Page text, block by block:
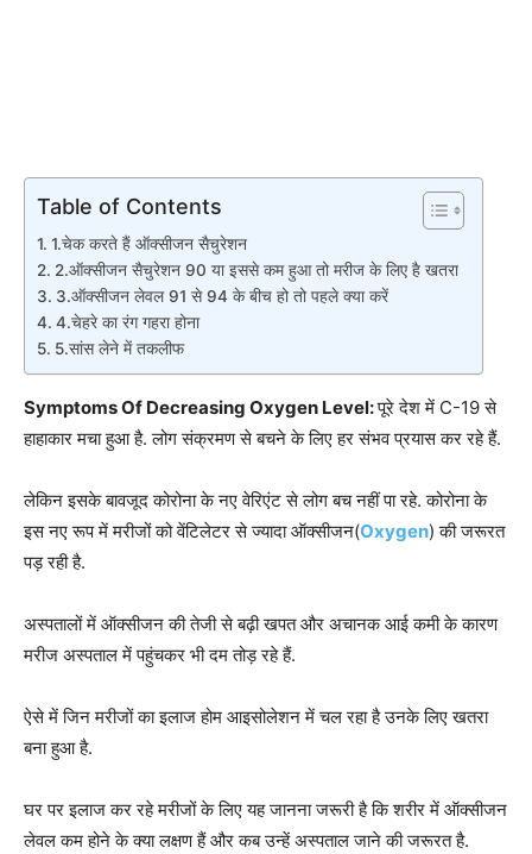
Table of Contents
1.चेक करते हैं ऑक्सीजन सैचुरेशन
2.ऑक्सीजन सैचुरेशन 90 या इससे कम हुआ तो मरीज के लिए है खतरा
3.ऑक्सीजन लेवल 91 से 94 के बीच हो तो पहले क्‍या करें
4.चेहरे का रंग गहरा होना
5.सांस लेने में तकलीफ
Symptoms Of Decreasing Oxygen Level:पूरे देश में C-19 से
हाहाकार मचा हुआ है. लोग संक्रमण से बचने के लिए हर संभव प्रयास कर रहे हैं.
लेकिन इसके बावजूद कोरोना के नए वेरिएंट से लोग बच नहीं पा रहे. कोरोना के
इस नए रूप में मरीजों को वेंटिलेटर से ज्यादा ऑक्सीजन(Oxygen) की जरूरत
पड़ रही है.
अस्‍पतालों में ऑक्सीजन की तेजी से बढ़ी खपत और अचानक आई कमी के कारण
मरीज अस्पताल में पहुंचकर भी दम तोड़ रहे हैं.
ऐसे में जिन मरीजों का इलाज होम आइसोलेशन में चल रहा है उनके लिए खतरा
बना हुआ है.
घर पर इलाज कर रहे मरीजों के लिए यह जानना जरूरी है कि शरीर में ऑक्सीजन
लेवल कम होने के क्या लक्षण हैं और कब उन्हें अस्पताल जाने की जरूरत है.